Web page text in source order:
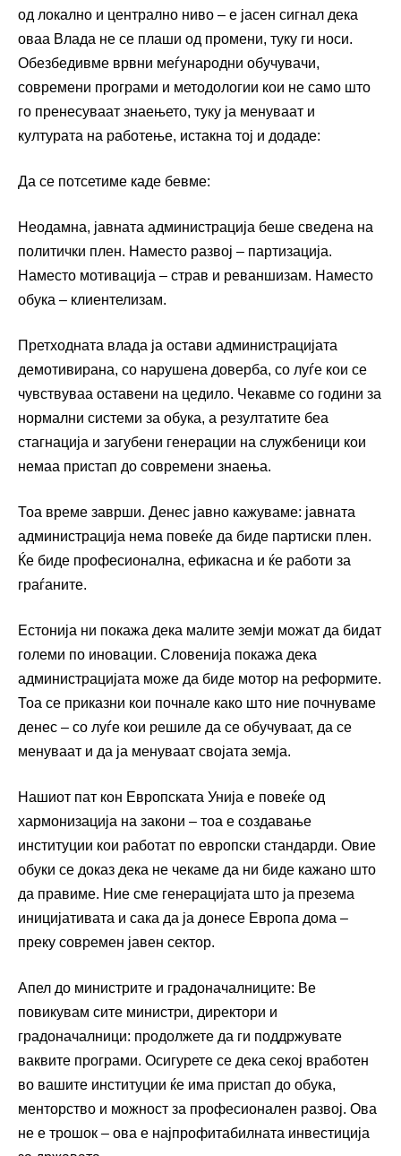
од локално и централно ниво – е јасен сигнал дека
оваа Влада не се плаши од промени, туку ги носи.
Обезбедивме врвни меѓународни обучувачи,
современи програми и методологии кои не само што
го пренесуваат знаењето, туку ја менуваат и
културата на работење, истакна тој и додаде:
Да се потсетиме каде бевме:
Неодамна, јавната администрација беше сведена на
политички плен. Наместо развој – партизација.
Наместо мотивација – страв и реваншизам. Наместо
обука – клиентелизам.
Претходната влада ја остави администрацијата
демотивирана, со нарушена доверба, со луѓе кои се
чувствуваа оставени на цедило. Чекавме со години за
нормални системи за обука, а резултатите беа
стагнација и загубени генерации на службеници кои
немаа пристап до современи знаења.
Тоа време заврши. Денес јавно кажуваме: јавната
администрација нема повеќе да биде партиски плен.
Ќе биде професионална, ефикасна и ќе работи за
граѓаните.
Естонија ни покажа дека малите земји можат да бидат
големи по иновации. Словенија покажа дека
администрацијата може да биде мотор на реформите.
Тоа се приказни кои почнале како што ние почнуваме
денес – со луѓе кои решиле да се обучуваат, да се
менуваат и да ја менуваат својата земја.
Нашиот пат кон Европската Унија е повеќе од
хармонизација на закони – тоа е создавање
институции кои работат по европски стандарди. Овие
обуки се доказ дека не чекаме да ни биде кажано што
да правиме. Ние сме генерацијата што ја презема
иницијативата и сака да ја донесе Европа дома –
преку современ јавен сектор.
Апел до министрите и градоначалниците: Ве
повикувам сите министри, директори и
градоначалници: продолжете да ги поддржувате
ваквите програми. Осигурете се дека секој вработен
во вашите институции ќе има пристап до обука,
менторство и можност за професионален развој. Ова
не е трошок – ова е најпрофитабилната инвестиција